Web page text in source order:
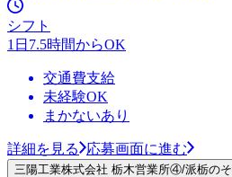
シフト
1日7.5時間からOK
交通費支給
未経験OK
まかないあり
詳細を見る 応募画面に進む
三陽工業株式会社 栃木営業所④/派栃の